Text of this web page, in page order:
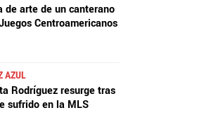
de arte de un canterano
Centroamericanos
AZUL
Rodríguez resurge tras
sufrido en la MLS